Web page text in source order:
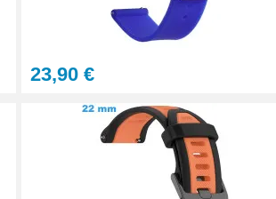
montre - 12 outils
bracelet montre
23,90 €